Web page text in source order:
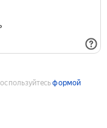
формой